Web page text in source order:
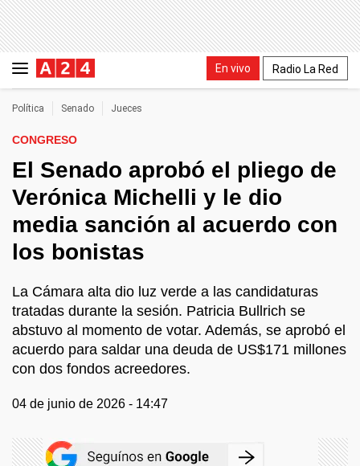
En vivo Radio La Red
Política Senado Jueces
CONGRESO
El Senado aprobó el pliego de
Verónica Michelli y le dio
media sanción al acuerdo con
los bonistas
La Cámara alta dio luz verde a las candidaturas
tratadas durante la sesión. Patricia Bullrich se
abstuvo al momento de votar. Además, se aprobó el
acuerdo para saldar una deuda de US$171 millones
con dos fondos acreedores.
04 de junio de 2026 - 14:47